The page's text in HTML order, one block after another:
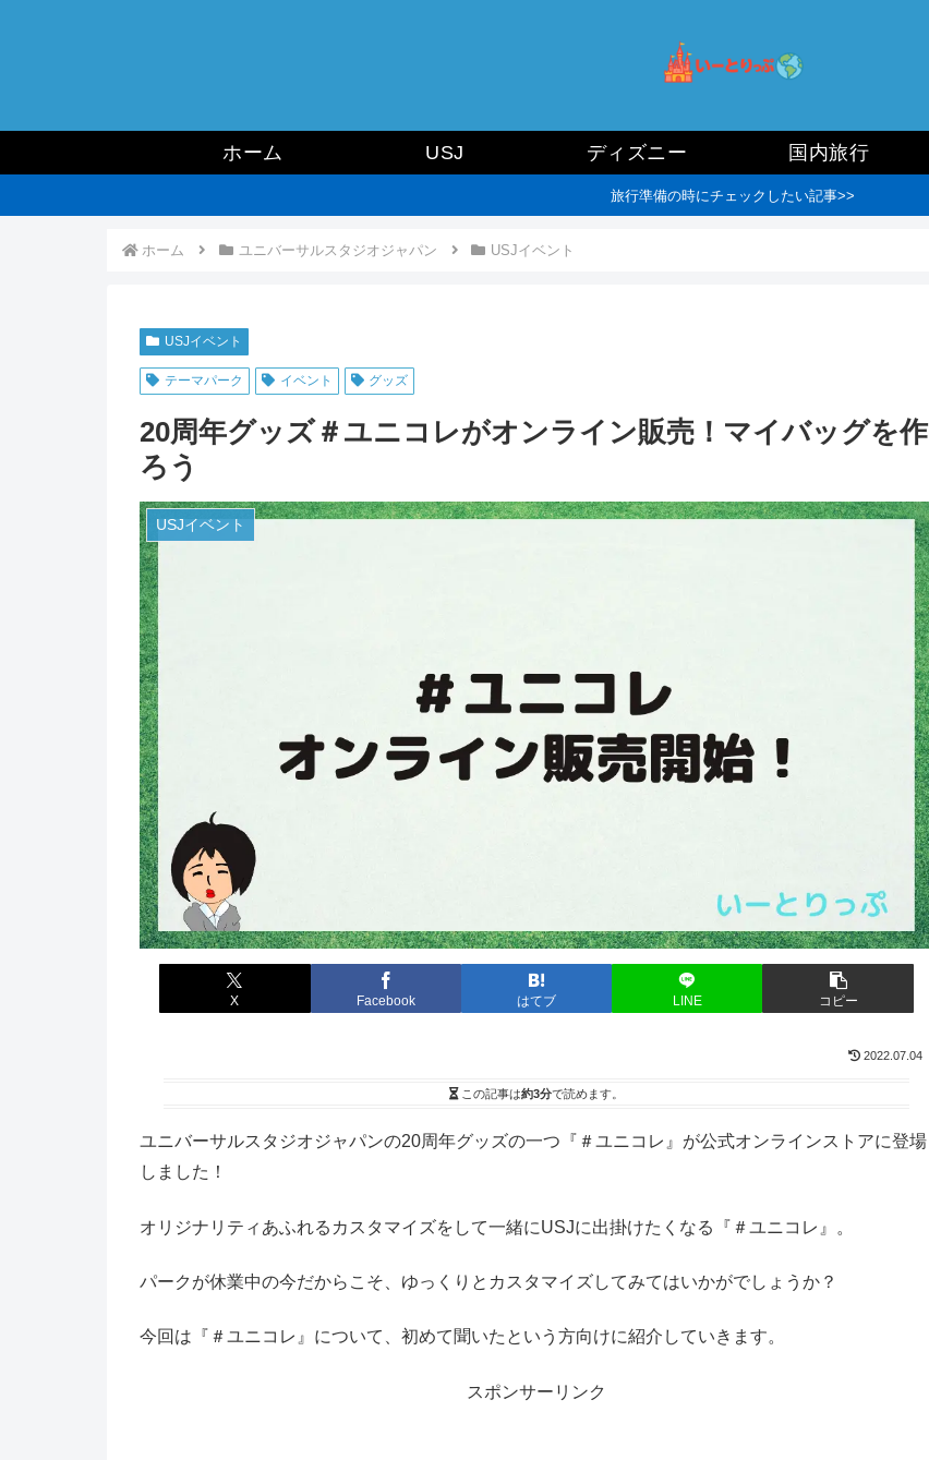
ホーム USJ ディズニー 国内旅行
旅行準備の時にチェックしたい記事>>
ホーム ユニバーサルスタジオジャパン USJイベント
USJイベント
テーマパーク イベント グッズ
20周年グッズ＃ユニコレがオンライン販売！マイバッグを作
ろう
USJイベント
X Facebook はてブ LINE コピー
2022.07.04
この記事は約3分で読めます。
ユニバーサルスタジオジャパンの20周年グッズの一つ『＃ユニコレ』が公式オンラインストアに登場
しました！
オリジナリティあふれるカスタマイズをして一緒にUSJに出掛けたくなる『＃ユニコレ』。
パークが休業中の今だからこそ、ゆっくりとカスタマイズしてみてはいかがでしょうか？
今回は『＃ユニコレ』について、初めて聞いたという方向けに紹介していきます。
スポンサーリンク